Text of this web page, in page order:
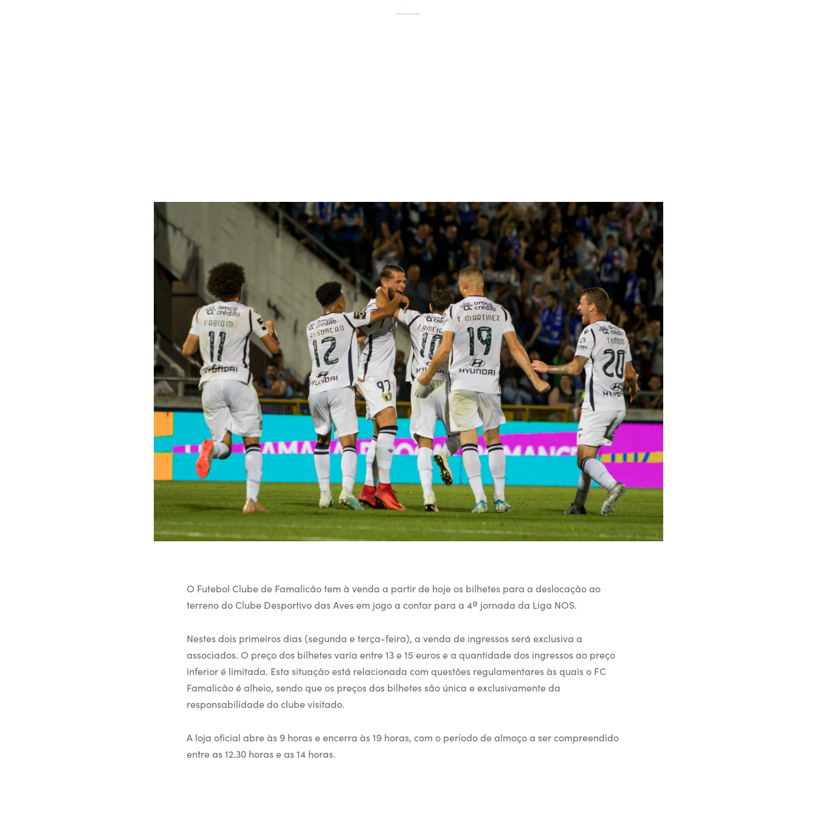
O Futebol Clube de Famalicão tem à venda a partir de hoje os bilhetes para a deslocação ao
terreno do Clube Desportivo das Aves em jogo a contar para a 4ª jornada da Liga NOS.
Nestes dois primeiros dias (segunda e terça-feira), a venda de ingressos será exclusiva a
associados. O preço dos bilhetes varia entre 13 e 15 euros e a quantidade dos ingressos ao preço
inferior é limitada. Esta situação está relacionada com questões regulamentares às quais o FC
Famalicão é alheio, sendo que os preços dos bilhetes são única e exclusivamente da
responsabilidade do clube visitado.
A loja oficial abre às 9 horas e encerra às 19 horas, com o período de almoço a ser compreendido
entre as 12.30 horas e as 14 horas.